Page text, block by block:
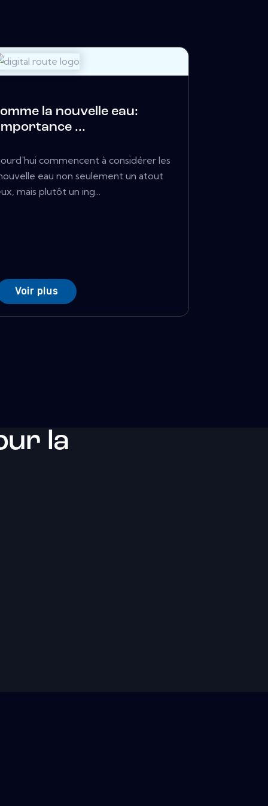
la nouvelle eau:
...
commencent à considérer les
eau non seulement un atout
mais plutôt un ing...
Voir plus
la